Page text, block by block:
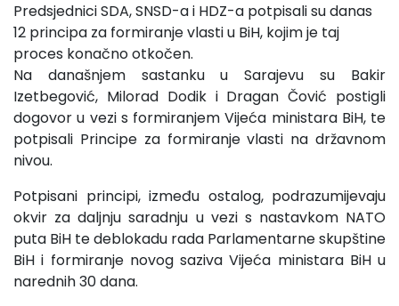
Predsjednici SDA, SNSD-a i HDZ-a potpisali su danas
12 principa za formiranje vlasti u BiH, kojim je taj
proces konačno otkočen.
Na današnjem sastanku u Sarajevu su Bakir
Izetbegović, Milorad Dodik i Dragan Čović postigli
dogovor u vezi s formiranjem Vijeća ministara BiH, te
potpisali Principe za formiranje vlasti na državnom
nivou.
Potpisani principi, između ostalog, podrazumijevaju
okvir za daljnju saradnju u vezi s nastavkom NATO
puta BiH te deblokadu rada Parlamentarne skupštine
BiH i formiranje novog saziva Vijeća ministara BiH u
narednih 30 dana.